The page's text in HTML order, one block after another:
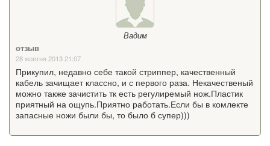
Вадим
отзыв
28 жовтня 2013 21:07
Прикупил, недавно себе такой стриппер, качественный
кабель зачищает классно, и с первого раза. Некачественый
можно также зачистить тк есть регулиремый нож.Пластик
приятный на ощупь.Приятно работать.Если бы в комлекте
запасные ножи были бы, то было б супер)))